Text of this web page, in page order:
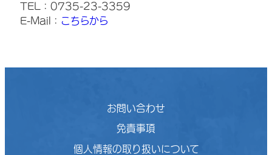
TEL：0735-23-3359
E-Mail： こちらから
お問い合わせ
免責事項
個人情報の取り扱いについて